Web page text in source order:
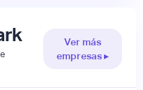
Ver más
empresas ▸